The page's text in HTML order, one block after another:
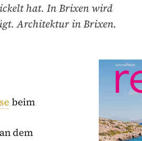
hat. In Brixen wird
Architektur in Brixen.
beim
dem